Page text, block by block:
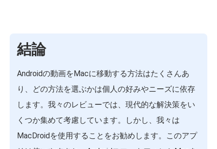
結論
Androidの動画をMacに移動する方法はたくさんあ
り、どの方法を選ぶかは個人の好みやニーズに依存
します。我々のレビューでは、現代的な解決策をい
くつか集めて考慮しています。しかし、我々は
MacDroidを使用することをお勧めします。このアプ